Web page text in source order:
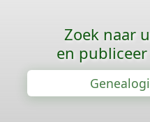
Zoek naar
en